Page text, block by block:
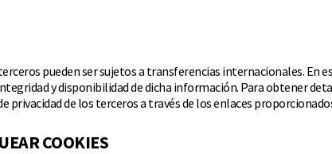
pueden ser sujetos a transferencias internacionales. En
y disponibilidad de dicha información. Para obtener
de los terceros a través de los enlaces
COOKIES